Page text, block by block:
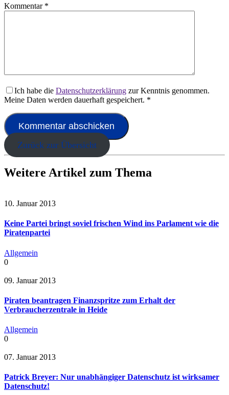
Kommentar *
Ich habe die Datenschutzerklärung zur Kenntnis genommen.
Meine Daten werden dauerhaft gespeichert. *
Zurück zur Übersicht
Weitere Artikel zum Thema
10. Januar 2013
Keine Partei bringt soviel frischen Wind ins Parlament wie die
Piratenpartei
Allgemein
0
09. Januar 2013
Piraten beantragen Finanzspritze zum Erhalt der
Verbraucherzentrale in Heide
Allgemein
0
07. Januar 2013
Patrick Breyer: Nur unabhängiger Datenschutz ist wirksamer
Datenschutz!